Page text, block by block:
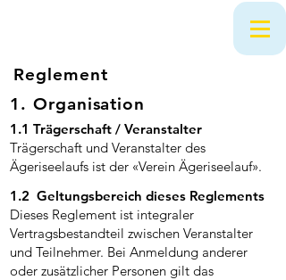
Reglement
1. Organisation
1.1 Trägerschaft / Veranstalter
Trägerschaft und Veranstalter des
Ägeriseelaufs ist der «Verein Ägeriseelauf».
1.2 Geltungsbereich dieses Reglements
Dieses Reglement ist integraler
Vertragsbestandteil zwischen Veranstalter
und Teilnehmer. Bei Anmeldung anderer
oder zusätzlicher Personen gilt das